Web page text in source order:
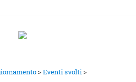
>Eventi svolti>